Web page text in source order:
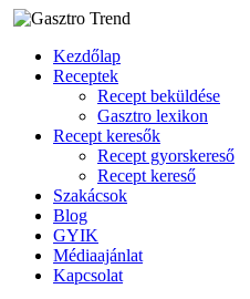
Kezdőlap
Receptek
Recept beküldése
Gasztro lexikon
Recept keresők
Recept gyorskereső
Recept kereső
Szakácsok
Blog
GYIK
Médiaajánlat
Kapcsolat